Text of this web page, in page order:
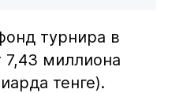
турнира в
7,43 миллиона
тенге).